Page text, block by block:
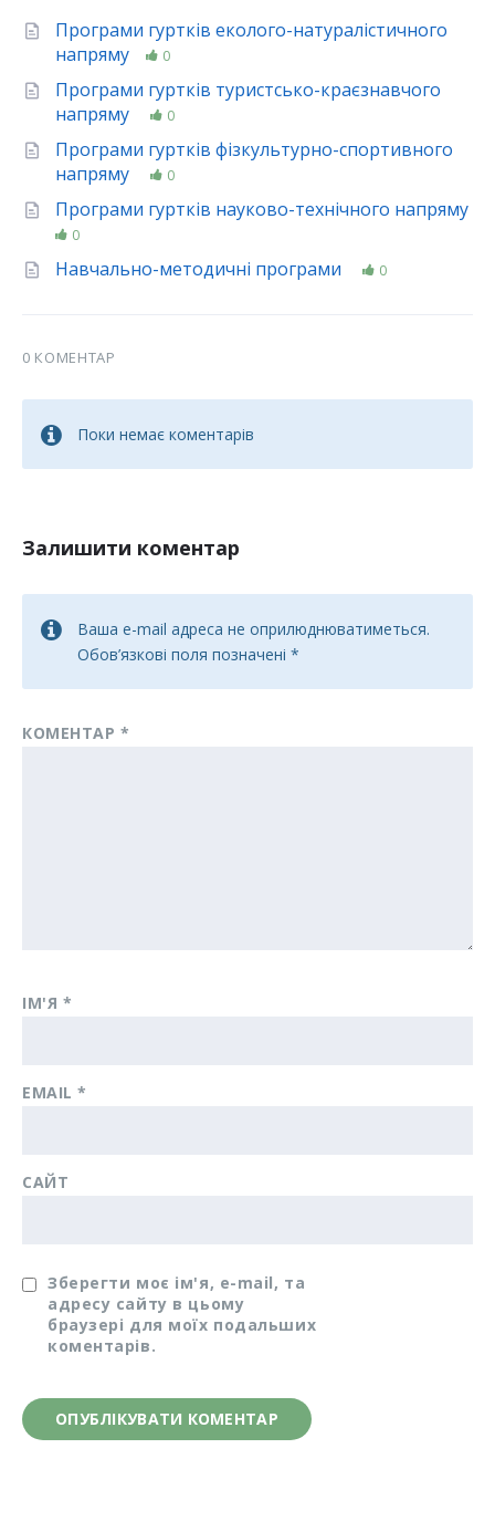
Програми гуртків еколого-натуралiстичного
напряму​
0
Програми гуртків туристсько-краєзнавчого
напряму
0
Програми гуртків фізкультурно-спортивного
напряму
0
Програми гуртків науково-технічного напряму
0
Навчально-методичні програми 0
0 КОМЕНТАР
Поки немає коментарів
Залишити коментар
Ваша e-mail адреса не оприлюднюватиметься.
Обов’язкові поля позначені *
КОМЕНТАР*
ІМ'Я *
EMAIL*
САЙТ
Зберегти моє ім'я, e-mail, та
адресу сайту в цьому
браузері для моїх подальших
коментарів.